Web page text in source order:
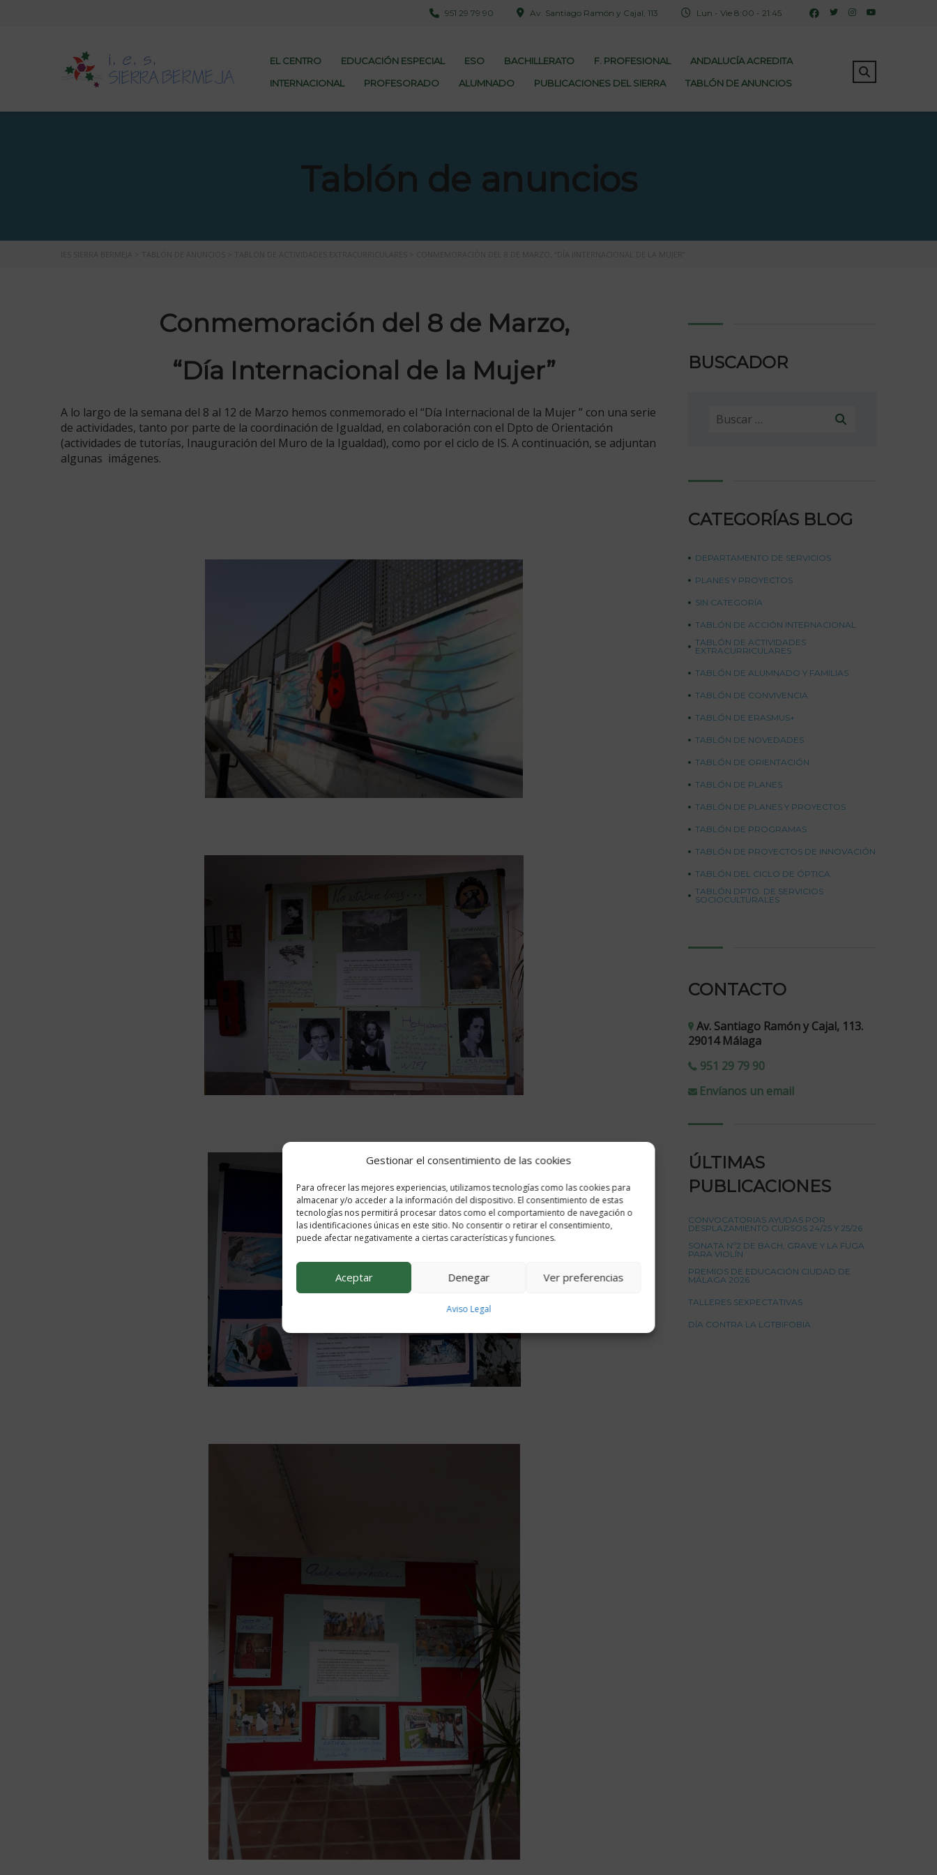
Gestionar el consentimiento de las cookies
Para ofrecer las mejores experiencias, utilizamos tecnologías como las cookies para
almacenar y/o acceder a la información del dispositivo. El consentimiento de estas
tecnologías nos permitirá procesar datos como el comportamiento de navegación o
las identificaciones únicas en este sitio. No consentir o retirar el consentimiento,
puede afectar negativamente a ciertas características y funciones.
Aceptar Denegar Ver preferencias
Aviso Legal
Lun - Vie 8:00 - 21:45
Av. Santiago Ramón y Cajal, 113
951 29 79 90
EL CENTRO EDUCACIÓN ESPECIAL ESO BACHILLERATO F. PROFESIONAL
ANDALUCÍA ACREDITA
INTERNACIONAL
PROFESORADO ALUMNADO PUBLICACIONES DEL SIERRA TABLÓN DE ANUNCIOS
Tablón de anuncios
Conmemoración del 8 de Marzo,
“Día Internacional de la Mujer”
A lo largo de la semana del 8 al 12 de Marzo hemos conmemorado el “Día Internacional de la Mujer ” con una serie
de actividades, tanto por parte de la coordinación de Igualdad, en colaboración con el Dpto de Orientación
(actividades de tutorías, Inauguración del Muro de la Igualdad), como por el ciclo de IS. A continuación, se adjuntan
algunas imágenes.
BUSCADOR
Buscar:
CATEGORÍAS BLOG
DEPARTAMENTO DE SERVICIOS
PLANES Y PROYECTOS
SIN CATEGORÍA
TABLÓN DE ACCIÓN INTERNACIONAL
TABLÓN DE ACTIVIDADES
EXTRACURRICULARES
TABLÓN DE ALUMNADO Y FAMILIAS
TABLÓN DE CONVIVENCIA
TABLÓN DE ERASMUS+
TABLÓN DE NOVEDADES
TABLÓN DE ORIENTACIÓN
TABLÓN DE PLANES
TABLÓN DE PLANES Y PROYECTOS
TABLÓN DE PROGRAMAS
TABLÓN DE PROYECTOS DE INNOVACIÓN
TABLÓN DEL CICLO DE ÓPTICA
TABLÓN DPTO. DE SERVICIOS
SOCIOCULTURALES
CONTACTO
Av. Santiago Ramón y Cajal, 113.
29014 Málaga
951 29 79 90
Envíanos un email
ÚLTIMAS
PUBLICACIONES
CONVOCATORIAS AYUDAS POR
DESPLAZAMIENTO CURSOS 24/25 Y 25/26
SONATA Nº2 DE BACH, GRAVE Y LA FUGA
PARA VIOLÍN
PREMIOS DE EDUCACIÓN CIUDAD DE
MÁLAGA 2026
TALLERES SEXPECTATIVAS
DÍA CONTRA LA LGTBIFOBIA